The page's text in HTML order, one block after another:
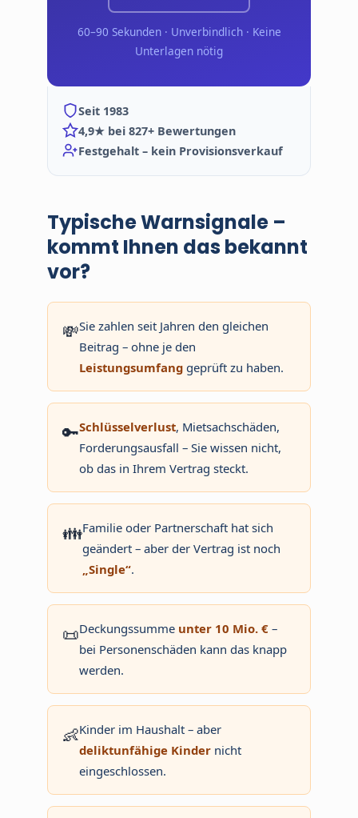
60–90 Sekunden · Unverbindlich · Keine
Unterlagen nötig
Seit 1983
4,9★ bei 827+ Bewertungen
Festgehalt – kein Provisionsverkauf
Typische Warnsignale –
kommt Ihnen das bekannt
vor?
💸Sie zahlen seit Jahren den gleichen
Beitrag – ohne je den
Leistungsumfang geprüft zu haben.
🔑Schlüsselverlust, Mietsachschäden,
Forderungsausfall – Sie wissen nicht,
ob das in Ihrem Vertrag steckt.
👪Familie oder Partnerschaft hat sich
geändert – aber der Vertrag ist noch
„Single“.
📜Deckungssumme unter 10 Mio. € –
bei Personenschäden kann das knapp
werden.
👶Kinder im Haushalt – aber
deliktunfähige Kinder nicht
eingeschlossen.